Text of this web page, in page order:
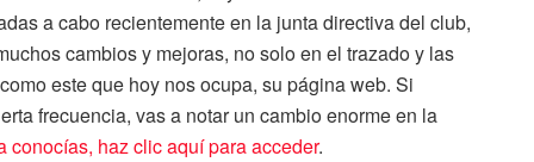
a cabo recientemente en la junta directiva del club,
cambios y mejoras, no solo en el trazado y las
este que hoy nos ocupa, su página web. Si
frecuencia, vas a notar un cambio enorme en la
conocías, haz clic aquí para acceder.